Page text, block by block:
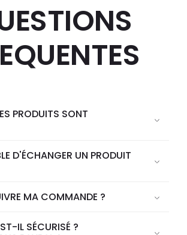
PRODUITS SONT
D'ÉCHANGER UN PRODUIT
MA COMMANDE ?
IL SÉCURISÉ ?